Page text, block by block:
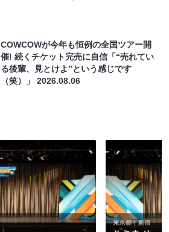
COWCOWが今年も恒例の全国ツアー開
催! 続くチケット完売に自信「“売れてい
る後輩、見とけよ”という感じです
（笑）」2026.08.06